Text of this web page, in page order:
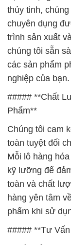
các sản phẩm
nghiệp của bạn.
##### **Chất
Phẩm**
Chúng tôi cam
toàn tuyệt đối
Mỗi lô hàng
kỹ lưỡng để
toàn và chất
hàng yên tâm
phẩm khi sử
##### **Tư
Ngoài việc
tôi còn mang
nghiệp. Đội ngũ
có kiến thức
sàng hỗ trợ và